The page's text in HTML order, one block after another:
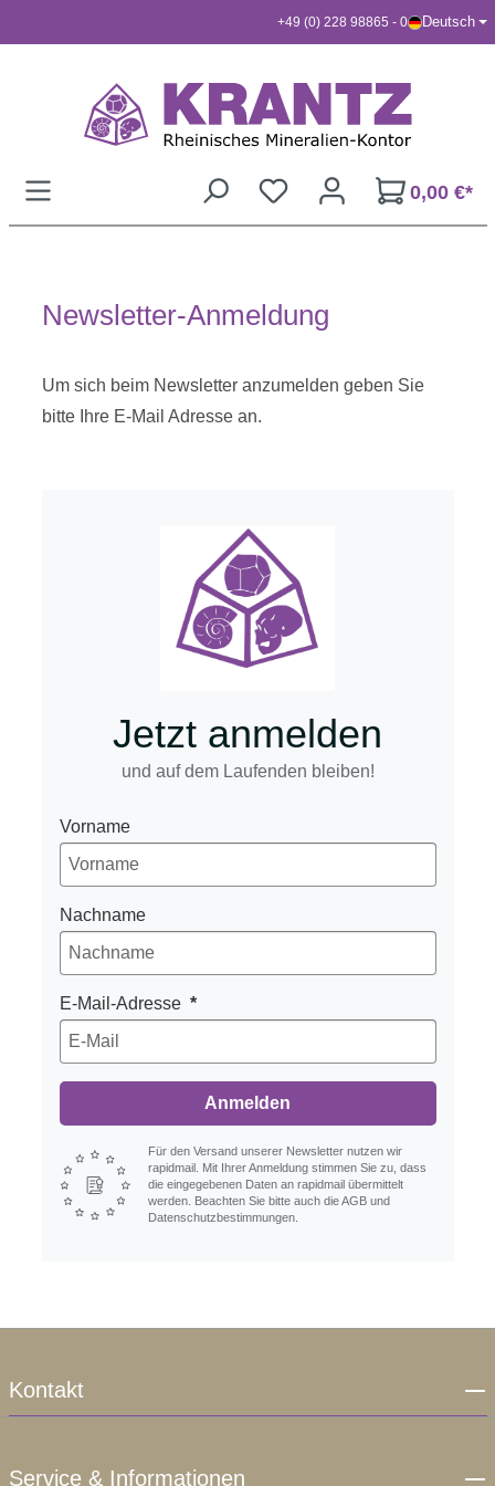
+49 (0) 228 98865 - 0 Deutsch
0,00 €*
Newsletter-Anmeldung
Um sich beim Newsletter anzumelden geben Sie
bitte Ihre E-Mail Adresse an.
Jetzt anmelden
und auf dem Laufenden bleiben!
Vorname
Nachname
E-Mail-Adresse
Anmelden
Für den Versand unserer Newsletter nutzen wir
rapidmail. Mit Ihrer Anmeldung stimmen Sie zu, dass
die eingegebenen Daten an rapidmail übermittelt
werden. Beachten Sie bitte auch die AGB und
Datenschutzbestimmungen.
Kontakt
Service & Informationen